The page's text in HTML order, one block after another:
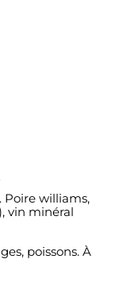
Poire williams,
vin minéral
poissons. À